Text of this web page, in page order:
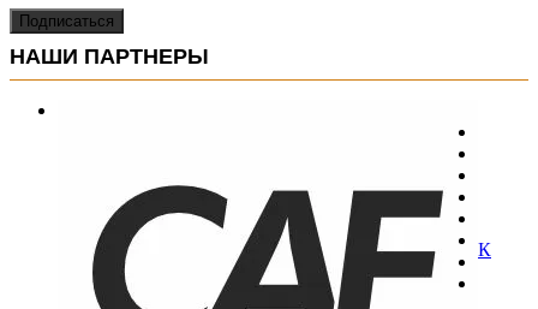
Подписаться
НАШИ ПАРТНЕРЫ
К